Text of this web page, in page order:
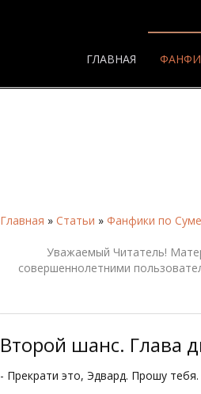
ГЛАВНАЯ
Главная » Статьи » Фанфики по
Уважаемый Читатель!
совершеннолетними
Второй шанс. Глава
- Прекрати это, Эдвард. Прошу тебя.